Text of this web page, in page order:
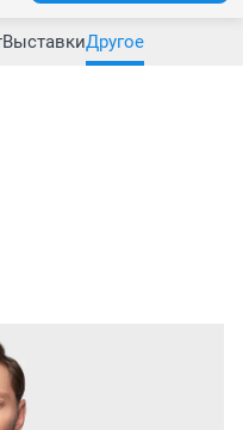
ВыставкиДругое